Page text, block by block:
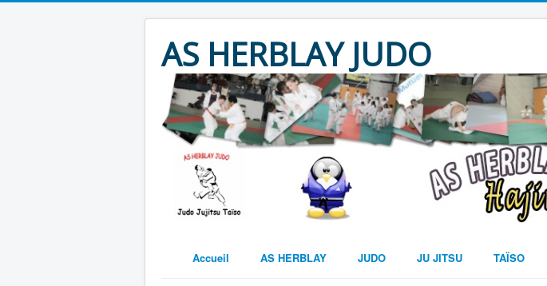
AS HERBLAY JUDO
Accueil AS HERBLAY JUDO JU JITSU TAÏSO